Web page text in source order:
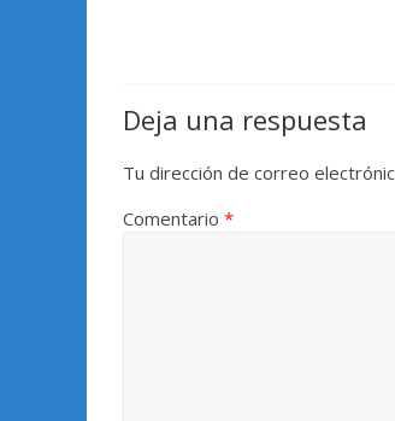
Deja una respuesta
Tu dirección de correo
Comentario *